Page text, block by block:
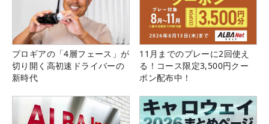
プロギアの「4層フェース」が
切り開く高初速ドライバーの
新時代
11月までのプレーに2回使え
る！コース限定3,500円クー
ポン配布中！